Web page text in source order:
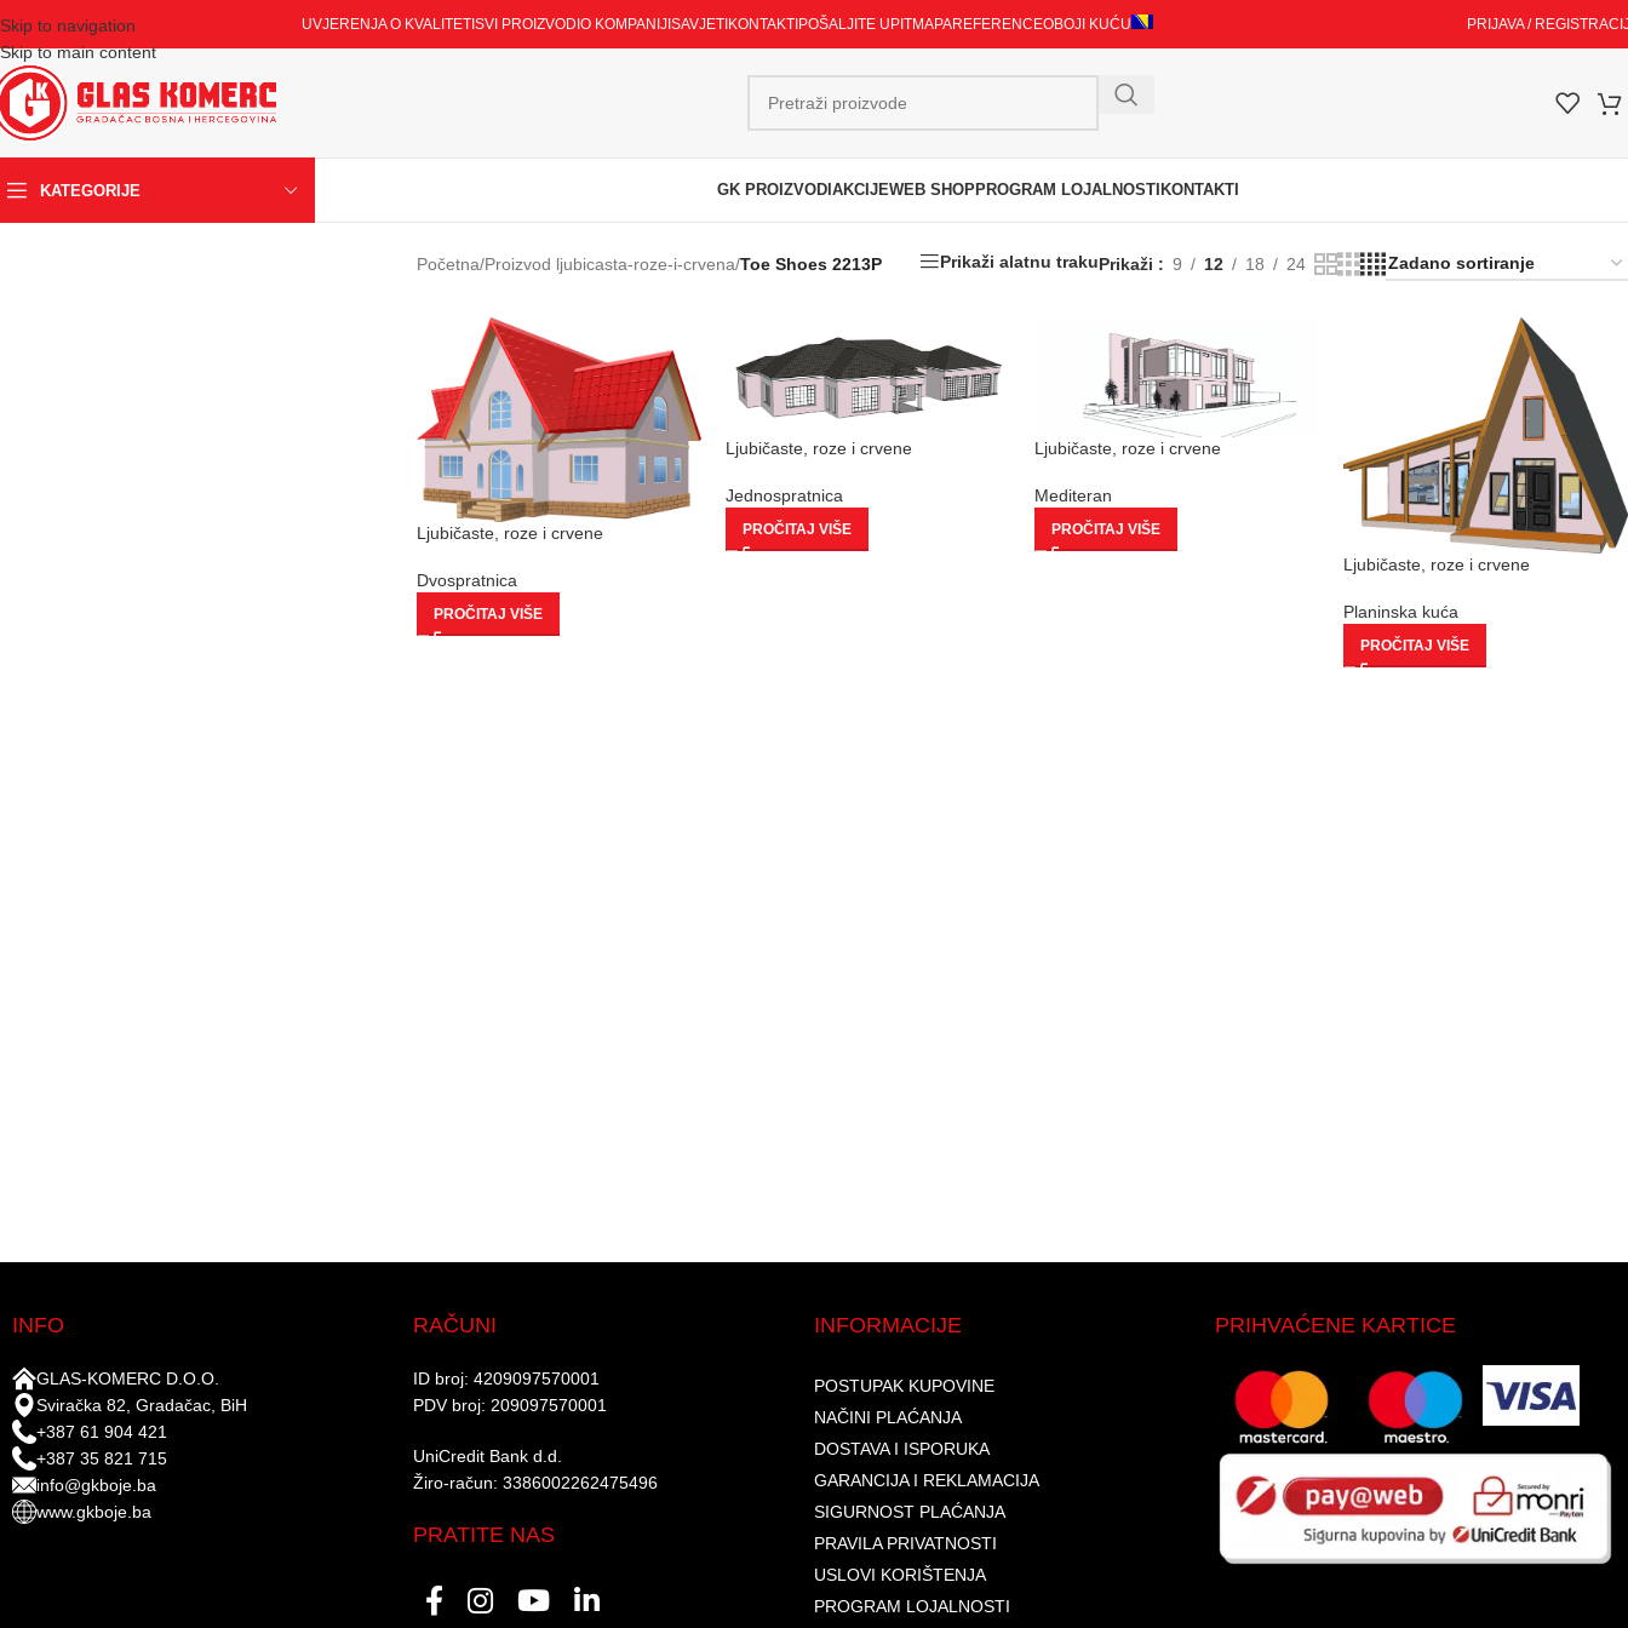
Skip to navigation
Skip to main content
UVJERENJA O KVALITETI SVI PROIZVODI O KOMPANIJI SAVJETI KONTAKTI POŠALJITE UPITMAPAREFERENCEOBOJI KUĆU PRIJAVA /
KATEGORIJE GK PROIZVODI AKCIJEWEB SHOPPROGRAM LOJALNOSTI KONTAKTI
Početna/Proizvod ljubicasta-roze-i-crvena/Toe Shoes 2213P Prikaži alatnu trakuPrikaži 9 12 18 24
Ljubičaste, roze i crvene
Dvospratnica
PROČITAJ VIŠE
Ljubičaste, roze i crvene
Jednospratnica
PROČITAJ VIŠE
Ljubičaste, roze i crvene
Mediteran
PROČITAJ VIŠE
Ljubičaste, roze i crvene
Planinska kuća
PROČITAJ VIŠE
INFO
GLAS-KOMERC D.O.O.
Sviračka 82, Gradačac, BiH
+387 61 904 421
+387 35 821 715
info@gkboje.ba
www.gkboje.ba
RAČUNI
ID broj: 4209097570001​
PDV broj: 209097570001 ​
UniCredit Bank d.d.​
Žiro-račun: 3386002262475496​​
PRATITE NAS
INFORMACIJE
POSTUPAK KUPOVINE
NAČINI PLAĆANJA
DOSTAVA I ISPORUKA
GARANCIJA I REKLAMACIJA
SIGURNOST PLAĆANJA
PRAVILA PRIVATNOSTI
USLOVI KORIŠTENJA
PROGRAM LOJALNOSTI
PRIHVAĆENE KARTICE